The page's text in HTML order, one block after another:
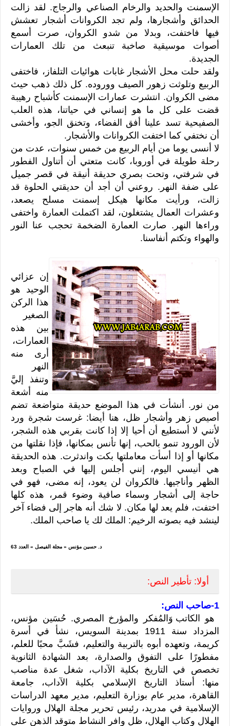
الإسمنت والحديد والرخام الصناعي والرجاج. لقد زالت
الحدائق وأشجارها، ولم تجد الكروانات أشجار تعشش
فيها فاختفت، وبدلا من شدو الكروان، صرت أسمع
أصوات موسيقية صاخبة تنبعث من تلك العمارات
الجديدة.
ولقد حلت محل الأشجار غابات هوائيات التلفاز، فاختفى
الربيع وتلوثت زهور الصيف ووروده. كل ذلك ذهب حيث
مضى الكروان. انتشرت عمارات الإسمنت كأشباح رهيبة
قضت على كل ما هو إنساني في حياتنا، هذه العلب
الصفيحية تسد علينا أفق الفضاء، وتخنق الجو، وأخشى
أن نختفي كما اختفت الكروانات والأشجار.
لا أنسى يوما من أيام الربيع من خمس سنوات، عدت من
رحلة طويلة في أوروبا، كانت متعتي أن أتناول الفطور
في شرفتي، وتحت بصري حديقة أنيقة في قصر جميل
على ضفة النهر. روعني أن أجد أن حديقتي الحلوة قد
زالت، ورأيت مكانها هيكل إسمنت مسلح يصعد،
وعشرات العمال يشتغلون، لقد اكتملت العمارة واختفى
وراءها النهر. صارت العمارة الضخمة تحجب عنا النور
والهواء وتكتم أنفاسنا.
إن عزائي
الوحيد هو
هذا الركن
الصغير
بين هذه
العمارات،
أرى منه
النهر
وتنفذ إليَّ
منه أشعة
من نور. أنشأت في هذا الموضع حديقة متواضعة تضم
أصيص زهر وأشجار ظل، هنا أيضا: غرست شجرة ورد
لأنني لا أستطيع أن أحيا إلا إذا كانت بقربي هذه الشجر،
لأن الورود تنمو بالحب، إنها تأنس بمكانها، فإذا نقلتها من
مكانها أو إذا أسأت معاملتها بكت واندثرت. هذه الحديقة
هي أنيسي اليوم، إنني أجلس إليها في الصباح وبعد
الظهر وأناجيها. فالكروان لن يعود، إنه مضى، فهو في
حاجة إلى أشجار وسماء صافية وضوء قمر، هذه كلها
اختفت، فلم يعد لها مكان. لا شك أنه هاجر إلى فضاء آخر
لينشد فيه بصوته الرخيم: الملك لك يا صاحب الملك.
د. حسين مؤنس « مجلة الفيصل » العدد 63
أولا: تأطير النص:
1-صاحب النص:
هو الكاتب وَالمُفكر والمؤرخ المصري. حُسَين مؤنس،
المزداد سنة 1911 بمدينة السويس، نشأ في أسرة
كريمة، وتعهده أبوه بالتربية والتعليم، فشَبَّ محبًا للعلم،
مفطورًا على التفوق والصدارة، بعد الشهادة الثانوية
تخصص في التاريخ بكلية الآداب، شغل عدة مناصب
منها: أستاذ التاريخ الإسلامي بكلية الآداب، جامعة
القاهرة، مدير عام بوزارة التعليم، مدير معهد الدراسات
الإسلامية في مدريد، رئيس تحرير مجلة الهلال وروايات
الهلال وكتاب الهلال، ظل وافر النشاط متوقد الذهن على